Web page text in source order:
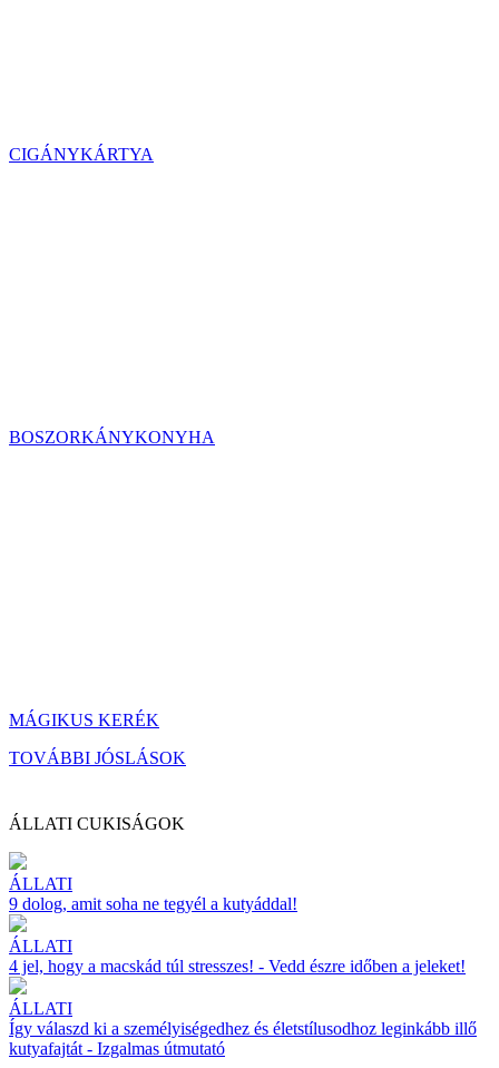
CIGÁNYKÁRTYA
BOSZORKÁNYKONYHA
MÁGIKUS KERÉK
TOVÁBBI JÓSLÁSOK
ÁLLATI CUKISÁGOK
ÁLLATI
9 dolog, amit soha ne tegyél a kutyáddal!
ÁLLATI
4 jel, hogy a macskád túl stresszes! - Vedd észre időben a jeleket!
ÁLLATI
Így válaszd ki a személyiségedhez és életstílusodhoz leginkább illő
kutyafajtát - Izgalmas útmutató